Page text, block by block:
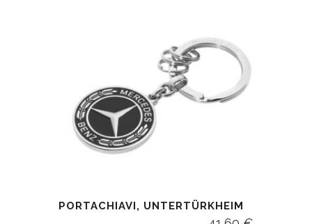
PORTACHIAVI, UNTERTÜRKHEIM